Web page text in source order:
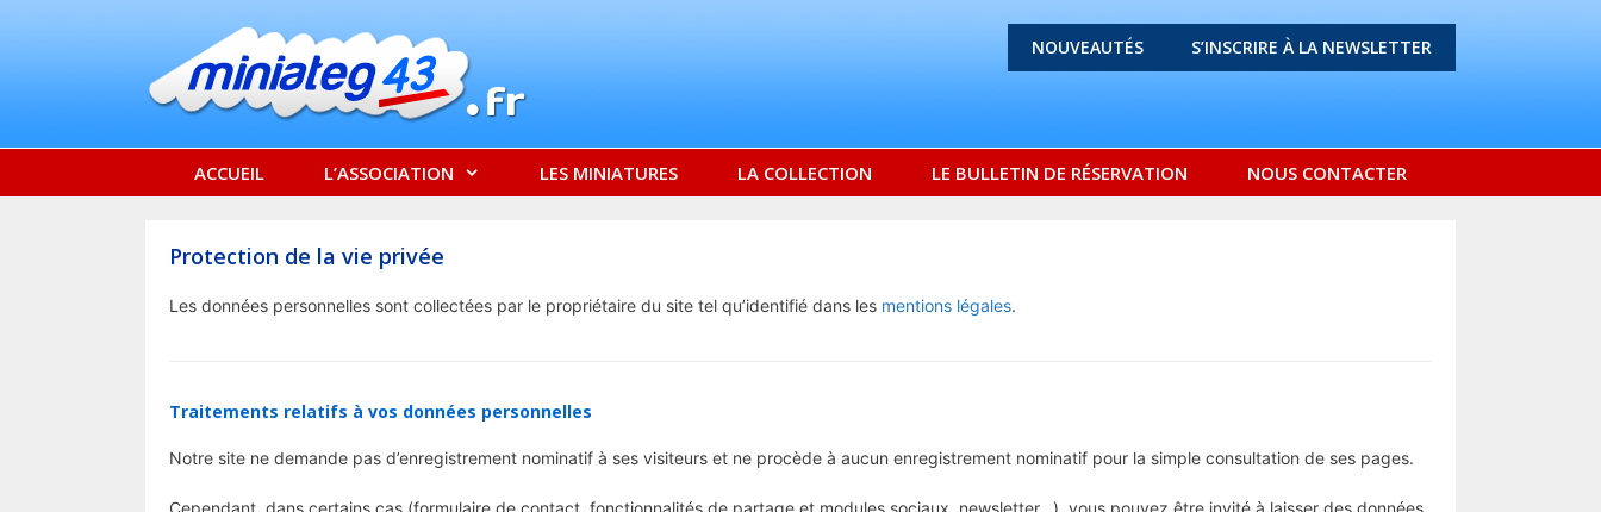
NOUVEAUTÉS S’INSCRIRE À LA NEWSLETTER
ACCUEIL L’ASSOCIATION LES MINIATURES LA COLLECTION LE BULLETIN DE RÉSERVATION NOUS CONTACTER
Protection de la vie privée
Les données personnelles sont collectées par le propriétaire du site tel qu’identifié dans les mentions légales.
Traitements relatifs à vos données personnelles
Notre site ne demande pas d’enregistrement nominatif à ses visiteurs et ne procède à aucun enregistrement nominatif pour la simple consultation de ses pages.
Cependant, dans certains cas (formulaire de contact, fonctionnalités de partage et modules sociaux, newsletter…), vous pouvez être invité à laisser des données